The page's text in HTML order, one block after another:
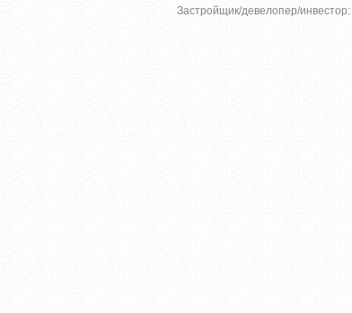
Застройщик/девелопер/инвестор: